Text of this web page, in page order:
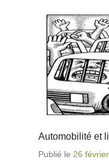
Automobilité et
Publié le 26